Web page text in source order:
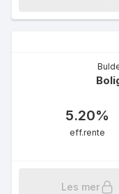
5.20%
eff.rente
Les mer